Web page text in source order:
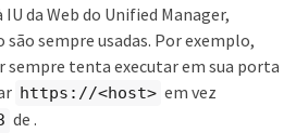
da Web do Unified Manager,
sempre usadas. Por exemplo,
sempre tenta executar em sua porta
https://<host> em vez
de .